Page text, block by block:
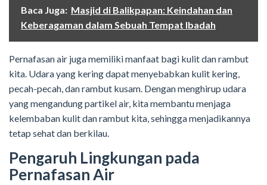
Baca Juga: Masjid di Balikpapan: Keindahan dan
Keberagaman dalam Sebuah Tempat Ibadah
Pernafasan air juga memiliki manfaat bagi kulit dan rambut
kita. Udara yang kering dapat menyebabkan kulit kering,
pecah-pecah, dan rambut kusam. Dengan menghirup udara
yang mengandung partikel air, kita membantu menjaga
kelembaban kulit dan rambut kita, sehingga menjadikannya
tetap sehat dan berkilau.
Pengaruh Lingkungan pada
Pernafasan Air